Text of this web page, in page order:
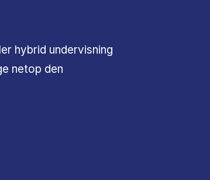
hybrid undervisning
netop den